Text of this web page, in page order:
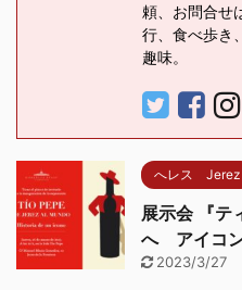
頼、お問合せ
行、食べ歩き
趣味。
へレス Jerez
展示会 『
へ アイコン
2023/3/27